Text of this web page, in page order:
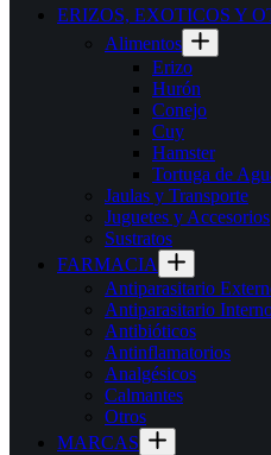
ERIZOS, EXOTICOS Y
Alimentos
Erizo
Hurón
Conejo
Cuy
Hamster
Tortuga de
Jaulas y Transporte
Juguetes y Accesorios
Sustratos
FARMACIA
Antiparasitario
Antiparasitario
Antibióticos
Antinflamatorios
Analgésicos
Calmantes
Otros
MARCAS